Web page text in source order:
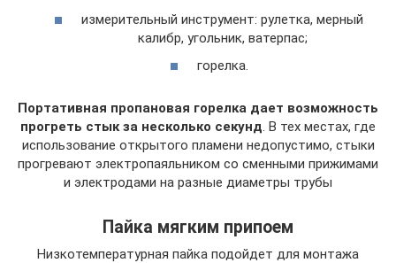
измерительный инструмент: рулетка, мерный
калибр, угольник, ватерпас;
горелка.
Портативная пропановая горелка дает возможность
прогреть стык за несколько секунд. В тех местах, где
использование открытого пламени недопустимо, стыки
прогревают электропаяльником со сменными прижимами
и электродами на разные диаметры трубы
Пайка мягким припоем
Низкотемпературная пайка подойдет для монтажа